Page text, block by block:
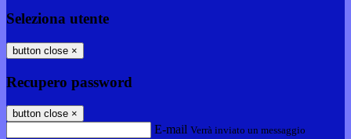
Seleziona utente
button close ×
Recupero password
button close ×
E-mail Verrà inviato un messaggio